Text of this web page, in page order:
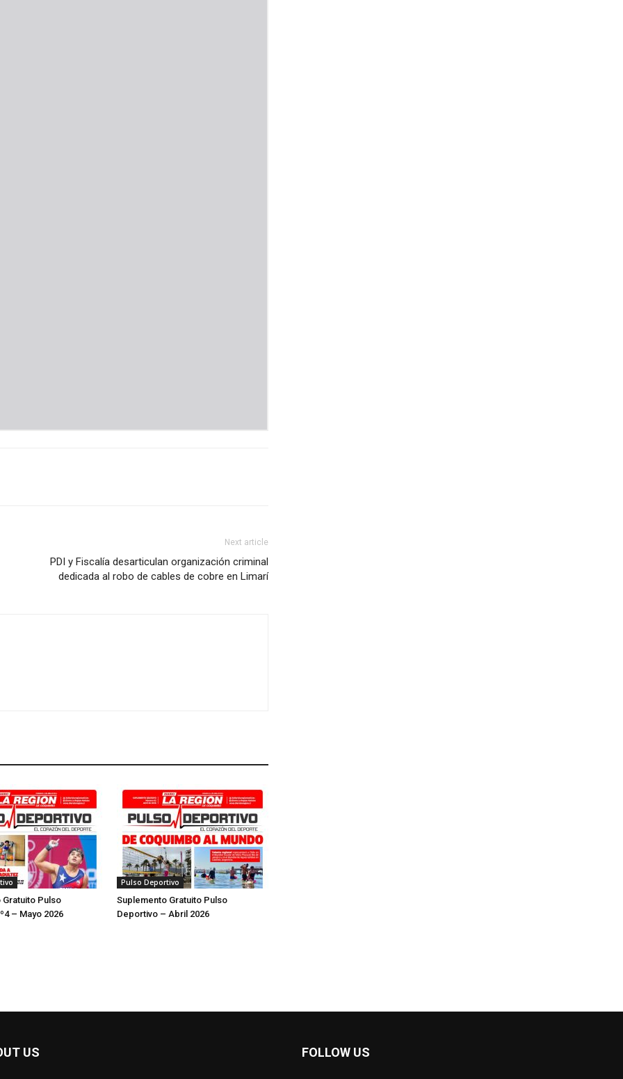
Next article
PDI y Fiscalía desarticulan organización criminal
dedicada al robo de cables de cobre en Limarí
Pulso
– Mayo 2026
Pulso Deportivo
Suplemento Gratuito Pulso
Deportivo – Abril 2026
US FOLLOW US